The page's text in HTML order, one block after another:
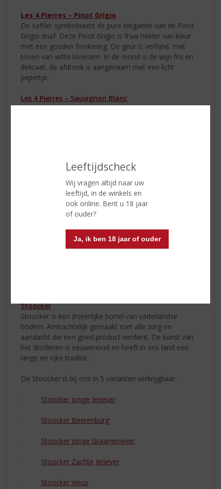
Leeftijdscheck
Wij vragen altijd naar uw
leeftijd, in de winkels en
ook online. Bent u 18 jaar
of ouder?
Ja, ik ben 18 jaar of ouder
Les 4 Pierres – Pinot Grigio
De saffier symboliseert de pure elegantie van de Pinot
Grigio druif. Deze Pinot Grigio is fraai helder van kleur
met een gouden flonkering. De geur is verfijnd, met
tonen van witte bloesem. In de mond is de wijn fris en
delicaat, de afdronk is aangenaam met een licht
pepertje.
Les 4 Pierres – Sauvignon Blanc
Captain Fox Dark Rum
De Caribbean Rum Dark van Captain Fox wordt
traditioneel van suikerriet gestookt. De Captain Fox
Dark is een zachte, aromatische rum die zich vooral
leent voor gebruik in warme winterdranken en de
Captain Fox White Rum
Stoocker
Stoocker is een (h)eerlijke borrel van vaderlandse
bodem. Ambachtelijk gemaakt met alle zorg en
aandacht die een goed product verdient. De kunst van
het distilleren is eeuwenoud en heeft in ons land een
lange en rijke traditie.
De Stoocker is bij ons in 5 varianten verkrijgbaar:
- Stoocker Jonge Jenever
- Stoocker Beerenburg
- Stoocker Jonge Graanjenever
- Stoocker Zachte Jenever
- Stoocker Vieux